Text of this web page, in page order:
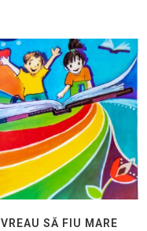
VREAU SĂ FIU MARE